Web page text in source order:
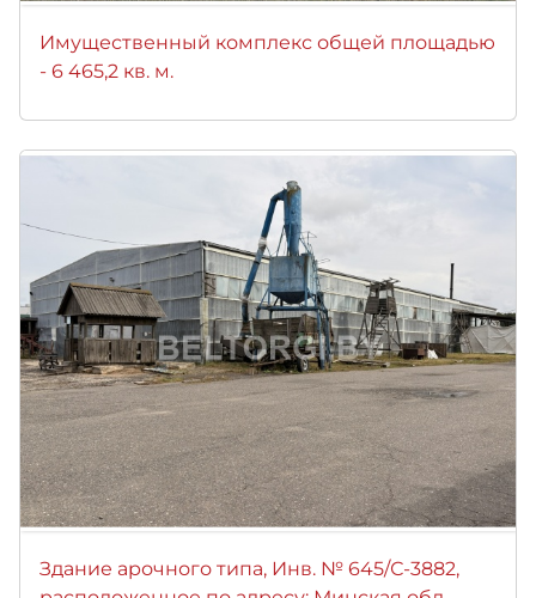
Имущественный комплекс общей площадью
- 6 465,2 кв. м.
Здание арочного типа, Инв. № 645/С-3882,